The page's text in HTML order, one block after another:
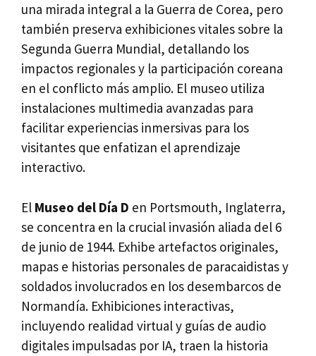
una mirada integral a la Guerra de Corea, pero
también preserva exhibiciones vitales sobre la
Segunda Guerra Mundial, detallando los
impactos regionales y la participación coreana
en el conflicto más amplio. El museo utiliza
instalaciones multimedia avanzadas para
facilitar experiencias inmersivas para los
visitantes que enfatizan el aprendizaje
interactivo.
El Museo del Día D en Portsmouth, Inglaterra,
se concentra en la crucial invasión aliada del 6
de junio de 1944. Exhibe artefactos originales,
mapas e historias personales de paracaidistas y
soldados involucrados en los desembarcos de
Normandía. Exhibiciones interactivas,
incluyendo realidad virtual y guías de audio
digitales impulsadas por IA, traen la historia